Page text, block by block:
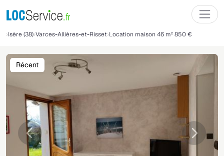
Isère (38) Varces-Allières-et-Risset Location maison 46 m² 850 €
Précédente
Récent